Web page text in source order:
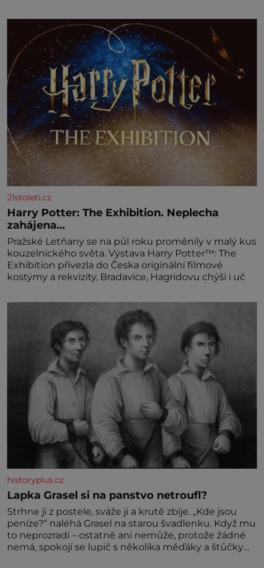
amaretta kakao na posypání Postup: Oddělte
žloutky od bílků. Žloutky vyšlehejte s cukrem do
světlé pěny a postupně do nich vmíchejte
mascarpone, aby vznikl hladký
21stoleti.cz
Harry Potter: The Exhibition. Neplecha
zahájena…
Pražské Letňany se na půl roku proměnily v malý kus
kouzelnického světa. Výstava Harry Potter™: The
Exhibition přivezla do Česka originální filmové
kostýmy a rekvizity, Bradavice, Hagridovu chýši i uč
historyplus.cz
Lapka Grasel si na panstvo netroufl?
Strhne ji z postele, sváže ji a krutě zbije. „Kde jsou
peníze?“ naléhá Grasel na starou švadlenku. Když mu
to neprozradí – ostatně ani nemůže, protože žádné
nemá, spokojí se lupič s několika měďáky a štůčky